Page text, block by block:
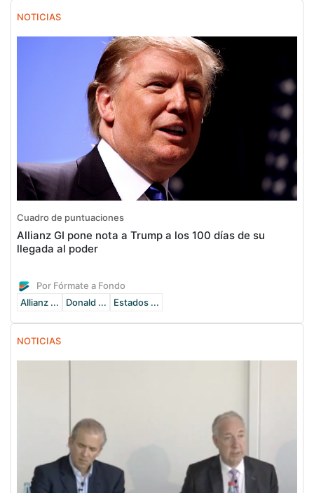
NOTICIAS
Cuadro de puntuaciones
Allianz GI pone nota a Trump a los 100 días de su
llegada al poder
Por Fórmate a Fondo
Allianz ...
Donald ... Estados ...
NOTICIAS